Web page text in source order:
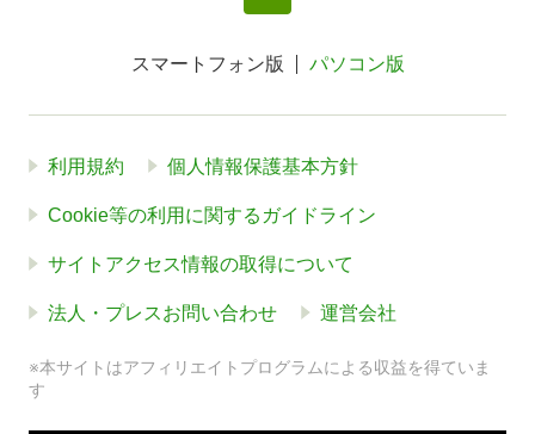
スマートフォン版 パソコン版
利用規約 個人情報保護基本方針
Cookie等の利用に関するガイドライン
サイトアクセス情報の取得について
法人・プレスお問い合わせ 運営会社
※本サイトはアフィリエイトプログラムによる収益を得ていま
す